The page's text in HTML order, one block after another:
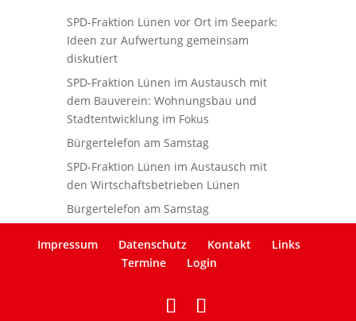
SPD-Fraktion Lünen vor Ort im Seepark:
Ideen zur Aufwertung gemeinsam
diskutiert
SPD-Fraktion Lünen im Austausch mit
dem Bauverein: Wohnungsbau und
Stadtentwicklung im Fokus
Bürgertelefon am Samstag
SPD-Fraktion Lünen im Austausch mit
den Wirtschaftsbetrieben Lünen
Bürgertelefon am Samstag
Impressum Datenschutz Kontakt
Links
Termine
Login